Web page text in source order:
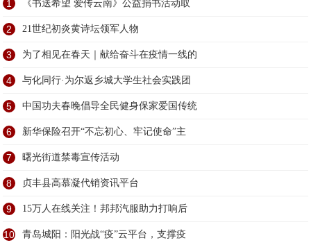
1 《书送希望 爱传云南》公益捐书活动取
2 21世纪初炎黄诗坛领军人物
3 为了相见在春天｜献给奋斗在疫情一线的
4 与化同行·为尔返乡城大学生社会实践团
5 中国功夫春晚倡导全民健身保家爱国传统
6 新华保险召开“不忘初心、牢记使命”主
7 曙光街道禁毒宣传活动
8 贞丰县高慕凝代销资讯平台
9 15万人在线关注！邦邦汽服助力打响后
10 青岛城阳：阳光战“疫”云平台，支撑疫